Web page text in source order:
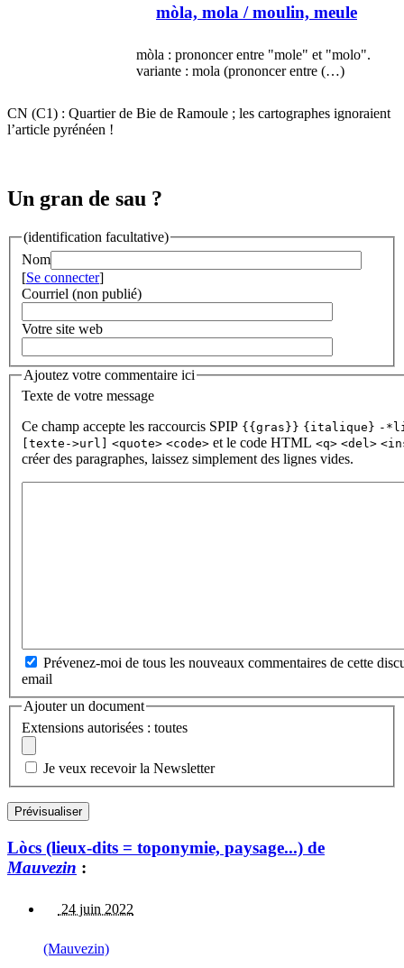
mòla, mola / moulin, meule
mòla : prononcer entre "mole" et "molo".
variante : mola (prononcer entre (…)
CN (C1) : Quartier de Bie de Ramoule ; les cartographes ignoraient
l’article pyrénéen !
Un gran de sau ?
(identification facultative)
Nom
[Se connecter]
Courriel (non publié)
Votre site web
Ajoutez votre commentaire ici
Texte de votre message
Ce champ accepte les raccourcis SPIP {{gras}} {italique} -
[texte->url]
<quote> <code> et le code HTML <q> <del>
créer des paragraphes, laissez simplement des lignes vides.
Prévenez-moi de tous les nouveaux commentaires de cette
email
Ajouter un document
Extensions autorisées : toutes
Je veux recevoir la Newsletter
Lòcs (lieux-dits = toponymie, paysage...) de
Mauvezin :
24 juin 2022
(Mauvezin)